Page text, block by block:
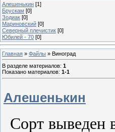
Алешенькин [1]
Брускам [0]
Зодиак [0]
Мариновский [0]
Северный плечистик [0]
Юбилей - 70 [0]
Главная » Файлы » Виноград
В разделе материалов: 1
Показано материалов: 1-1
Алешенькин
Сорт выведен